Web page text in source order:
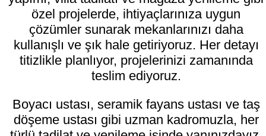
özel projelerde, ihtiyaçlarınıza uygun
çözümler sunarak mekanlarınızı daha
kullanışlı ve şık hale getiriyoruz. Her detayı
titizlikle planlıyor, projelerinizi zamanında
teslim ediyoruz.
Boyacı ustası, seramik fayans ustası ve taş
döşeme ustası gibi uzman kadromuzla, her